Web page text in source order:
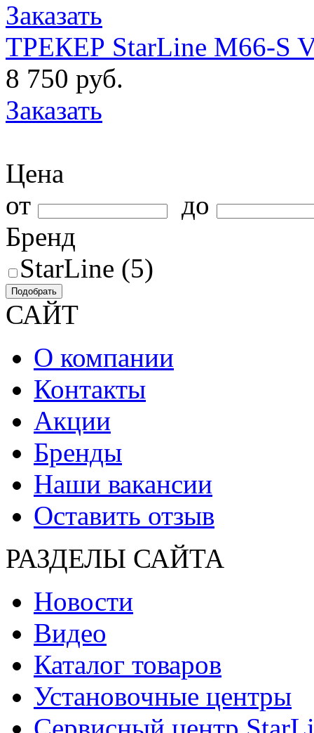
Заказать
ТРЕКЕР StarLine M66-S
8 750 руб.
Заказать
Цена
от
до
Бренд
StarLine (5)
Подобрать
САЙТ
О компании
Контакты
Акции
Бренды
Наши вакансии
Оставить отзыв
РАЗДЕЛЫ САЙТА
Новости
Видео
Каталог товаров
Установочные центры